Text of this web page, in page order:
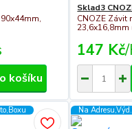
košíku
Sklad3
CNOZE Závit
23,6x16,8mm
147 Kč/
Na